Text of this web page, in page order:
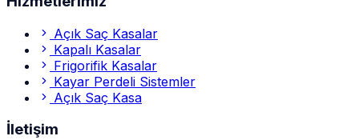
Açık Saç Kasalar
Kapalı Kasalar
Frigorifik Kasalar
Kayar Perdeli Sistemler
Açık Saç Kasa
İletişim